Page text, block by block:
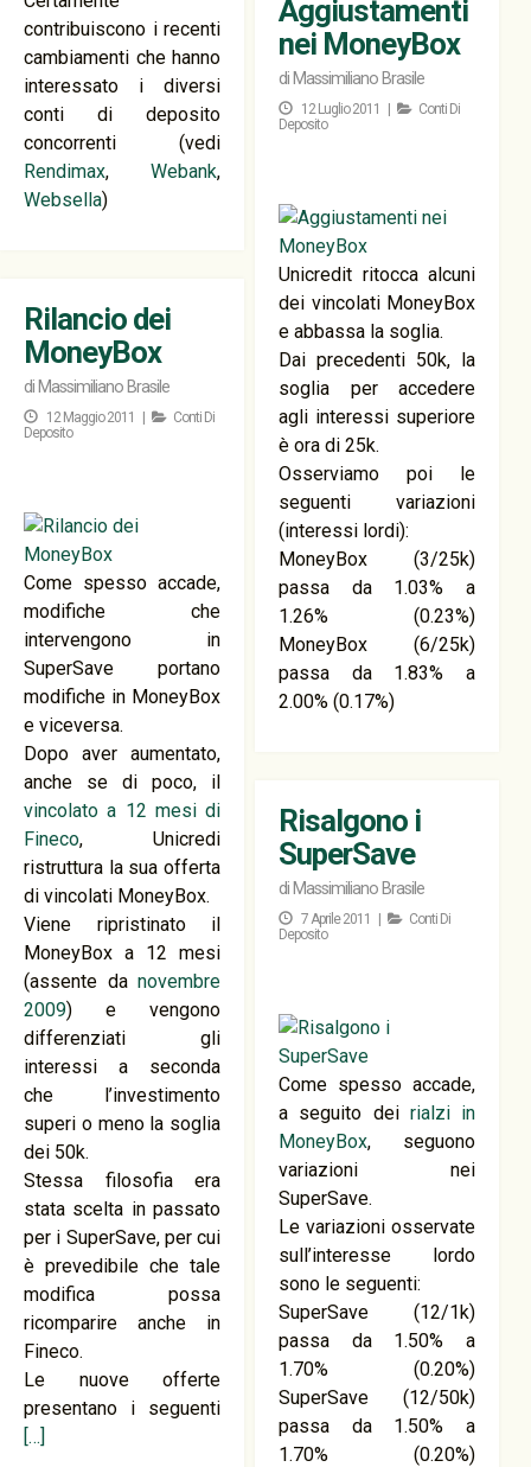
contribuiscono i recenti
cambiamenti che hanno
interessato i diversi
conti di deposito
concorrenti (vedi
Rendimax,Webank,
Websella)
Aggiustamenti
nei MoneyBox
di Massimiliano Brasile
12 Luglio 2011 |
Conti Di
Deposito
Unicredit ritocca alcuni
dei vincolati MoneyBox
e abbassa la soglia.
Dai precedenti 50k, la
soglia per accedere
agli interessi superiore
è ora di 25k.
Osserviamo poi le
seguenti variazioni
(interessi lordi):
MoneyBox (3/25k)
passa da 1.03% a
1.26% (0.23%)
MoneyBox (6/25k)
passa da 1.83% a
2.00% (0.17%)
Rilancio dei
MoneyBox
di Massimiliano Brasile
12 Maggio 2011 |
Conti Di
Deposito
Come spesso accade,
modifiche che
intervengono in
SuperSave portano
modifiche in MoneyBox
e viceversa.
Dopo aver aumentato,
anche se di poco, il
vincolato a 12 mesi di
Fineco, Unicredi
ristruttura la sua offerta
di vincolati MoneyBox.
Viene ripristinato il
MoneyBox a 12 mesi
(assente danovembre
2009) e vengono
differenziati gli
interessi a seconda
che l’investimento
superi o meno la soglia
dei 50k.
Stessa filosofia era
stata scelta in passato
per i SuperSave, per cui
è prevedibile che tale
modifica possa
ricomparire anche in
Fineco.
Le nuove offerte
presentano i seguenti
[…]
Risalgono i
SuperSave
di Massimiliano Brasile
7 Aprile 2011 |
Conti Di
Deposito
Come spesso accade,
a seguito dei rialzi in
MoneyBox, seguono
variazioni nei
SuperSave.
Le variazioni osservate
sull’interesse lordo
sono le seguenti:
SuperSave (12/1k)
passa da 1.50% a
1.70% (0.20%)
SuperSave (12/50k)
passa da 1.50% a
1.70% (0.20%)